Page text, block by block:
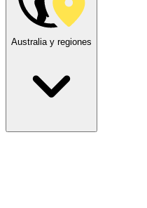
Australia y regiones